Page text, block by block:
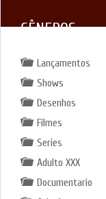
GÊNEROS
Lançamentos
Shows
Desenhos
Filmes
Series
Adulto XXX
Documentario